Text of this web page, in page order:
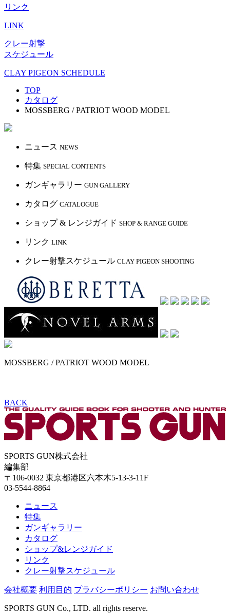
リンク
LINK
クレー射撃
スケジュール
CLAY PIGEON SCHEDULE
TOP
カタログ
MOSSBERG / PATRIOT WOOD MODEL
ニュース NEWS
特集 SPECIAL CONTENTS
ガンギャラリー GUN GALLERY
カタログ CATALOGUE
ショップ & レンジガイド SHOP & RANGE GUIDE
リンク LINK
クレー射撃スケジュール CLAY PIGEON SHOOTING
MOSSBERG / PATRIOT WOOD MODEL
BACK
SPORTS GUN株式会社
編集部
〒106-0032 東京都港区六本木5-13-3-11F
03-5544-8864
ニュース
特集
ガンギャラリー
カタログ
ショップ&レンジガイド
リンク
クレー射撃スケジュール
会社概要 利用目的 プラバシーポリシー お問い合わせ
SPORTS GUN Co., LTD. all rights reserve.